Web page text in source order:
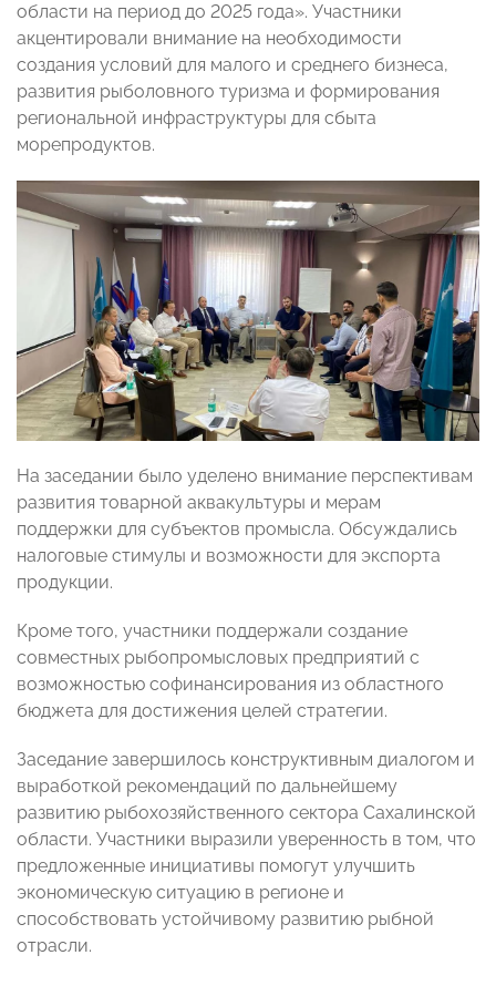
области на период до 2025 года». Участники
акцентировали внимание на необходимости
создания условий для малого и среднего бизнеса,
развития рыболовного туризма и формирования
региональной инфраструктуры для сбыта
морепродуктов.
На заседании было уделено внимание перспективам
развития товарной аквакультуры и мерам
поддержки для субъектов промысла. Обсуждались
налоговые стимулы и возможности для экспорта
продукции.
Кроме того, участники поддержали создание
совместных рыбопромысловых предприятий с
возможностью софинансирования из областного
бюджета для достижения целей стратегии.
Заседание завершилось конструктивным диалогом и
выработкой рекомендаций по дальнейшему
развитию рыбохозяйственного сектора Сахалинской
области. Участники выразили уверенность в том, что
предложенные инициативы помогут улучшить
экономическую ситуацию в регионе и
способствовать устойчивому развитию рыбной
отрасли.